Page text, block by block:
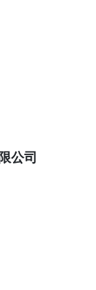
公司